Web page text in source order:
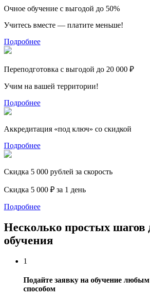
Очное обучение с выгодой до 50%
Учитесь вместе — платите меньше!
Подробнее
Переподготовка с выгодой до 20 000 ₽
Учим на вашей территории!
Подробнее
Аккредитация «под ключ» со скидкой
Подробнее
Скидка 5 000 рублей за скорость
Скидка 5 000 ₽ за 1 день
Подробнее
Несколько простых шагов
обучения
1
Подайте заявку на обучение
способом